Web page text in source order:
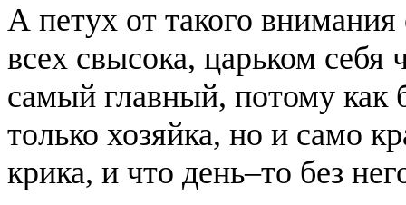
А петух от такого
всех свысока, царьком себя
самый главный, потому как
только хозяйка, но и само
крика, и что день–то без